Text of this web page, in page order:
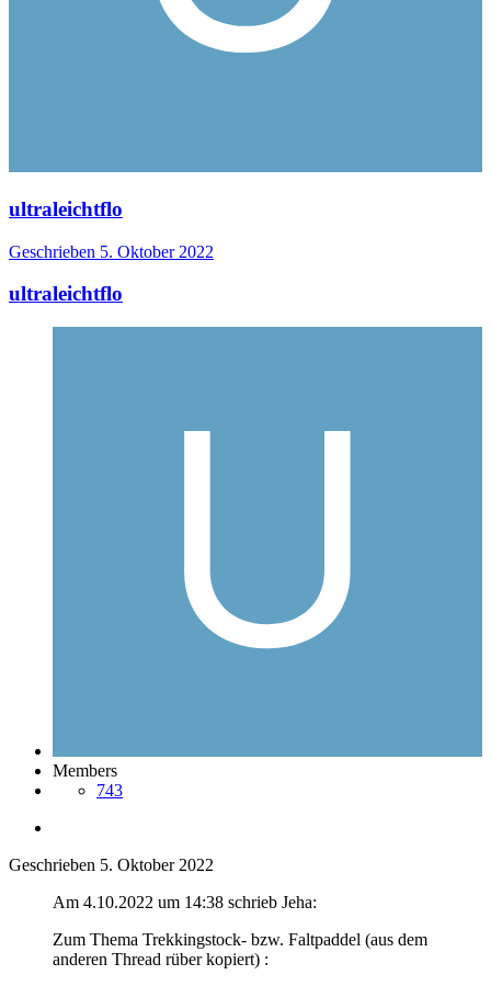
ultraleichtflo
Geschrieben 5. Oktober 2022
ultraleichtflo
Members
743
Geschrieben 5. Oktober 2022
Am 4.10.2022 um 14:38 schrieb Jeha:
Zum Thema Trekkingstock- bzw. Faltpaddel (aus dem
anderen Thread rüber kopiert) :